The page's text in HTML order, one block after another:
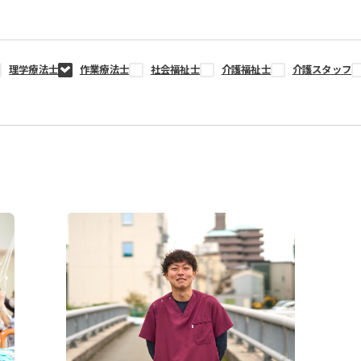
理学療法士 作業療法士 社会福祉士 介護福祉士 介護スタッフ